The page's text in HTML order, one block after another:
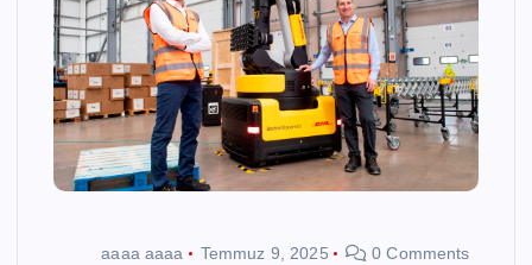
aaaa aaaa Temmuz 9, 2025 0 Comments